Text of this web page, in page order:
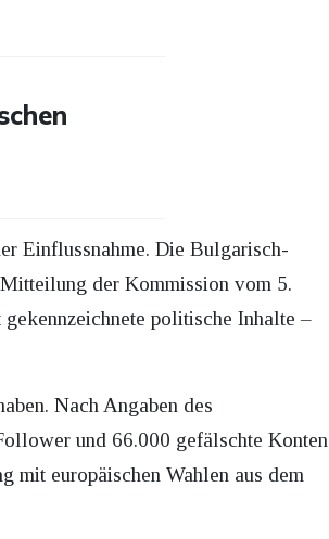
Einflussnahme. Die Bulgarisch-
der Kommission vom 5.
politische Inhalte –
Nach Angaben des
und 66.000 gefälschte Konten
mit europäischen Wahlen aus dem